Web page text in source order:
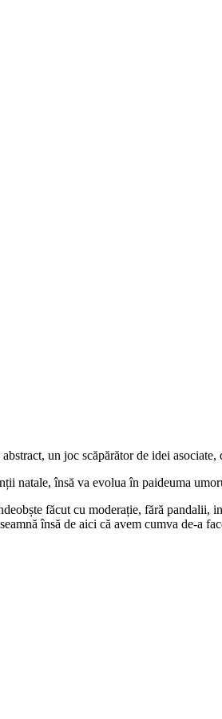
un joc scăpărător de idei
natale, însă va evolua în paideuma
făcut cu moderație, fără pandalii,
însă de aici că avem cumva de-a